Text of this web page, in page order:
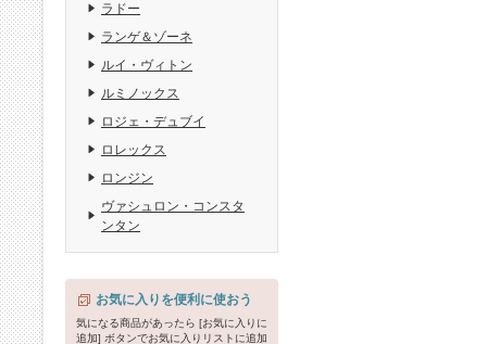
ラドー
ランゲ＆ゾーネ
ルイ・ヴィトン
ルミノックス
ロジェ・デュブイ
ロレックス
ロンジン
ヴァシュロン・コンスタ
ンタン
お気に入りを便利に使おう
気になる商品があったら [お気に入りに
追加] ボタンでお気に入りリストに追加